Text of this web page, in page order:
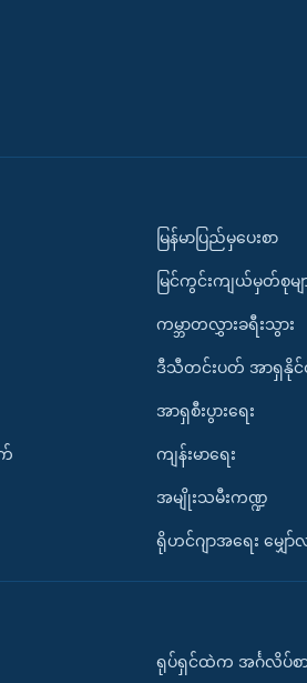
မြန်မာပြည်မှပေးစာ
မြင်ကွင်းကျယ်မှတ်စုမျ
ကမ္ဘာတလွှားခရီးသွား
ဒီသီတင်းပတ် အာရှနိုင်
အာရှစီးပွားရေး
ကျန်းမာရေး
အမျိုးသမီးကဏ္ဍ
ရိုဟင်ဂျာအရေး မျှော်
ရုပ်ရှင်ထဲက အင်္ဂလိပ်စ